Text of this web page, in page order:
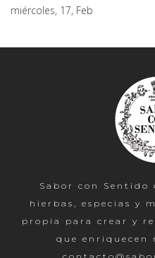
miércoles, 17, Feb
Sabor con Sentido
hierbas, especias y
propia para crear y
que enriquecen